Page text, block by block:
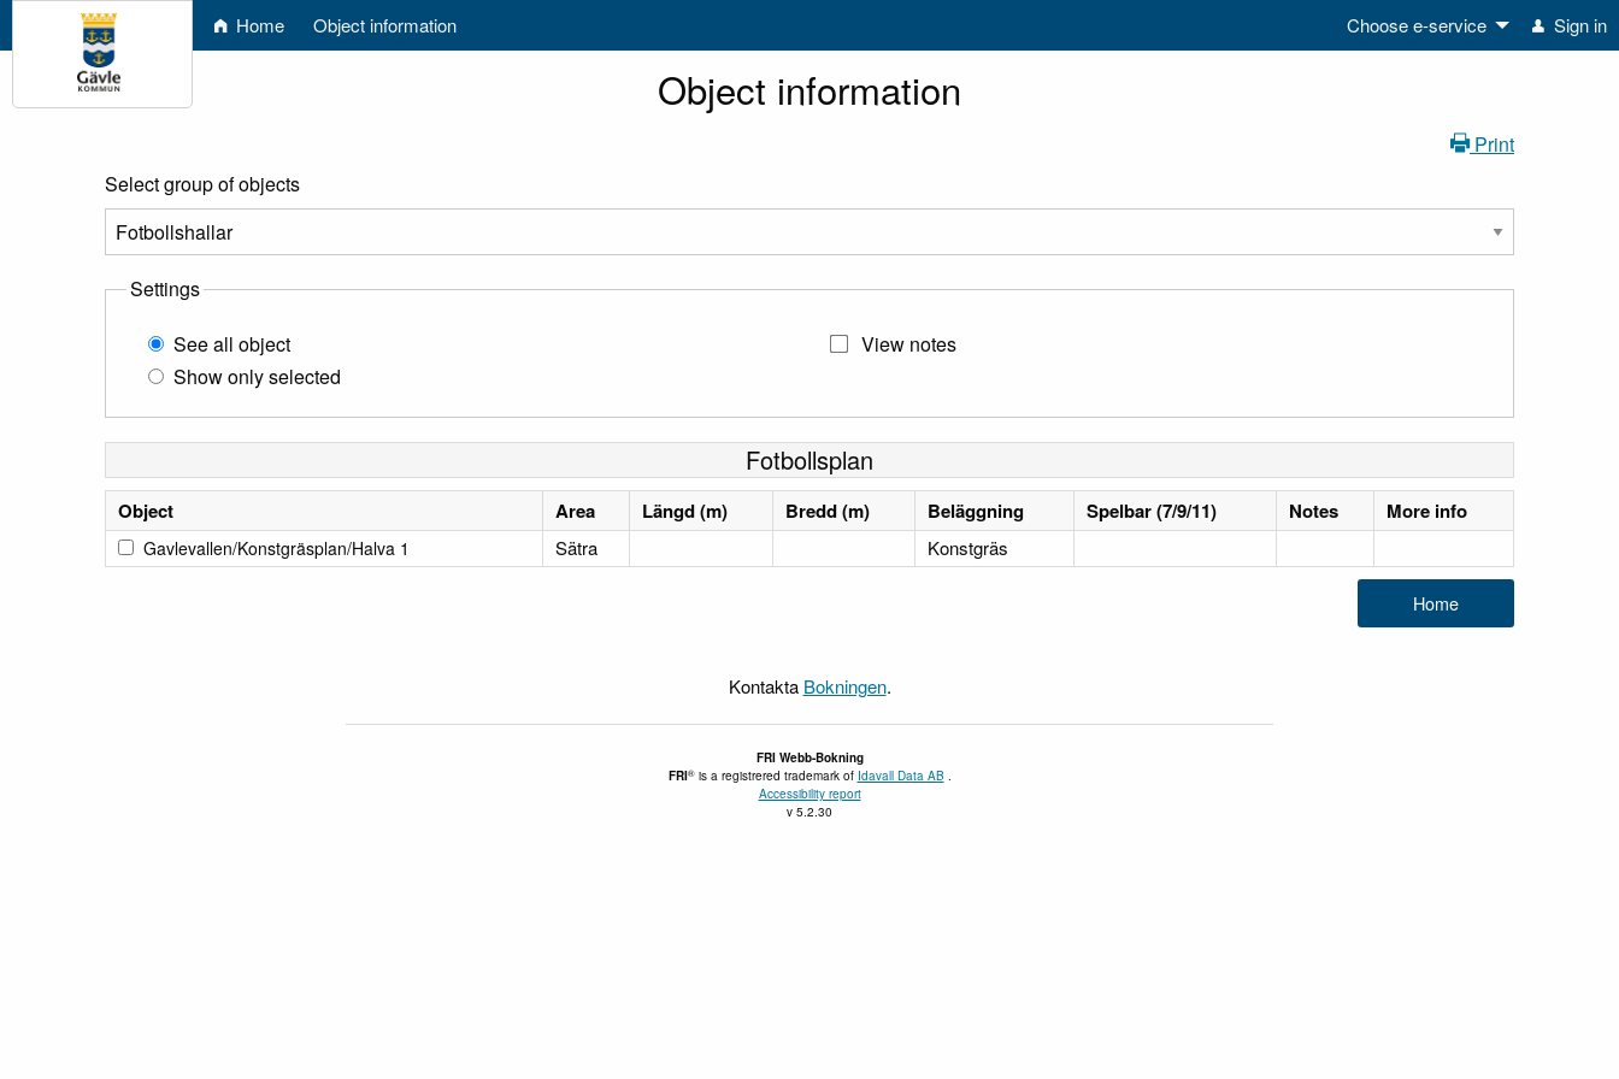
Home Object information Choose e-service Sign in
Object information
Print
Select group of objects
Settings
See all object
Show only selected
View notes
Fotbollsplan
Object Area Längd (m) Bredd (m) Beläggning Spelbar (7/9/11) Notes More info
Gavlevallen/Konstgräsplan/Halva 1 Sätra Konstgräs
Kontakta Bokningen.
FRI Webb-Bokning
FRI® is a registrered trademark of Idavall Data AB .
Accessibility report
v 5.2.30